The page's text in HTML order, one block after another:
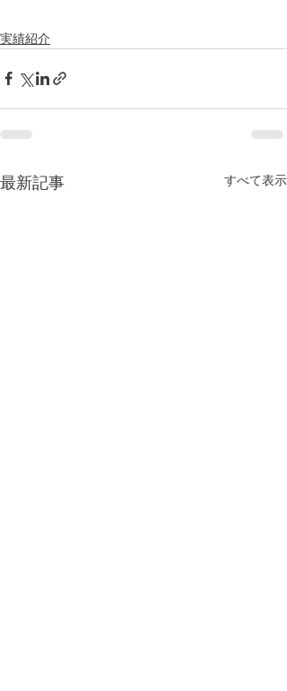
実績紹介
最新記事 すべて表示